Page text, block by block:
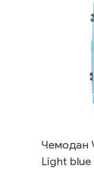
Чемодан
Light blue